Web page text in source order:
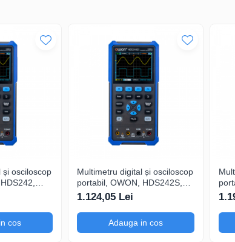
T UT-H04?
profesioniști care au nevoie de măsurători de precizie și
și osciloscop
cos
Multimetru digital și osciloscop
portabil, OWON, HDS242S,
200mV-1kV, 200mA-
1.124,05 Lei
Adauga in cos